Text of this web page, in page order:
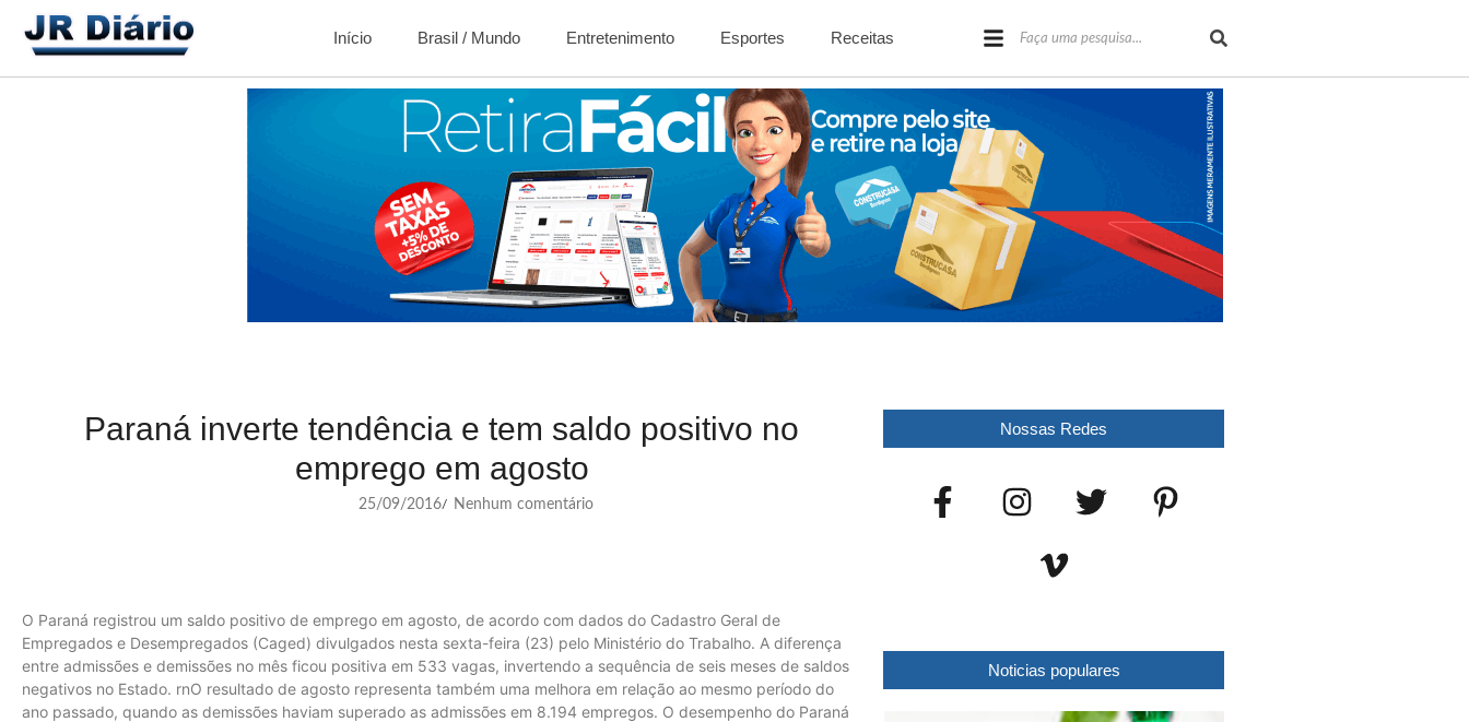
Início Brasil / Mundo Entretenimento Esportes Receitas
Paraná inverte tendência e tem saldo positivo no
emprego em agosto
25/09/2016/ Nenhum comentário
O Paraná registrou um saldo positivo de emprego em agosto, de acordo com dados do Cadastro Geral de
Empregados e Desempregados (Caged) divulgados nesta sexta-feira (23) pelo Ministério do Trabalho. A diferença
entre admissões e demissões no mês ficou positiva em 533 vagas, invertendo a sequência de seis meses de saldos
negativos no Estado. rnO resultado de agosto representa também uma melhora em relação ao mesmo período do
ano passado, quando as demissões haviam superado as admissões em 8.194 empregos. O desempenho do Paraná
Nossas Redes
Noticias populares